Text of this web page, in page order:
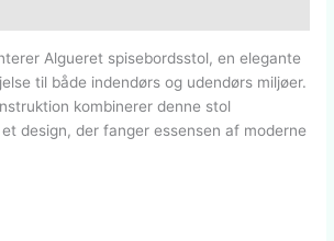
Algueret spisebordsstol, en elegante
til både indendørs og udendørs miljøer.
kombinerer denne stol
design, der fanger essensen af moderne